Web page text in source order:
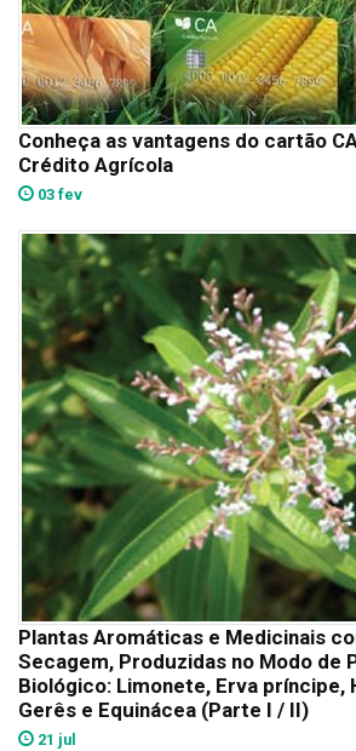
Conheça as vantagens do cartão
Crédito Agrícola
03 fev
Plantas Aromáticas e Medicinais
Secagem, Produzidas no Modo de
Biológico: Limonete, Erva príncipe,
Gerês e Equinácea (Parte I / II)
21 jul